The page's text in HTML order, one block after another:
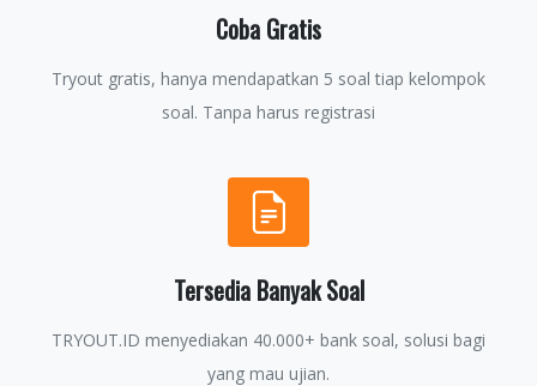
Coba Gratis
Tryout gratis, hanya mendapatkan 5 soal tiap kelompok
soal. Tanpa harus registrasi
Tersedia Banyak Soal
TRYOUT.ID menyediakan 40.000+ bank soal, solusi bagi
yang mau ujian.